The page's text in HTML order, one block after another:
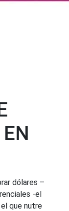
dólares –
-el
que nutre